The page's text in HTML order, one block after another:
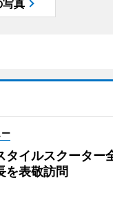
写真
タイルスクーター
を表敬訪問